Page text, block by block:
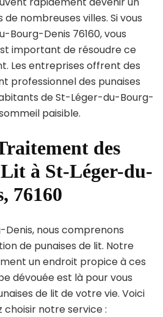
nombreuses villes. Si vous
Bourg-Denis 76160, vous
important de résoudre ce
Les entreprises offrent des
professionnel des punaises
de St-Léger-du-Bourg-
paisible.
des
Lit à St-Léger-du-
76160
nous comprenons
de punaises de lit. Notre
un endroit propice à ces
dévouée est là pour vous
de lit de votre vie. Voici
choisir notre service :